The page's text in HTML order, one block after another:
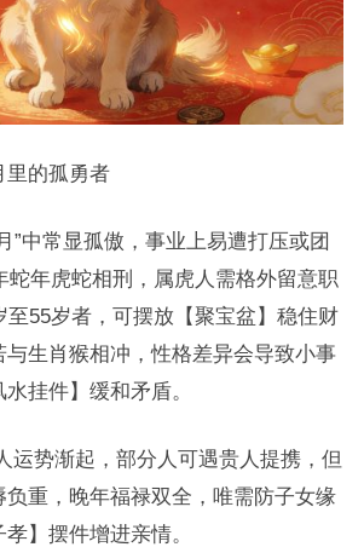
里的孤勇者
”中常显孤傲，事业上易遭打压或团
蛇年虎蛇相刑，属虎人需格外留意职
至55岁者，可摆放【聚宝盆】稳住财
与生肖猴相冲，性格差异会导致小事
挂件】缓和矛盾。
运势渐起，部分人可遇贵人提携，但
负重，晚年福禄双全，唯需防子女缘
】摆件增进亲情。